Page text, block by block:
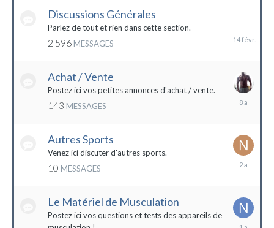
Discussions Générales
Parlez de tout et rien dans cette section.
2 596 MESSAGES
Achat / Vente
Postez ici vos petites annonces d'achat / vente.
143 MESSAGES
Autres Sports
Venez ici discuter d'autres sports.
10 MESSAGES
18
Le Matériel de Musculation
Postez ici vos questions et tests des appareils de